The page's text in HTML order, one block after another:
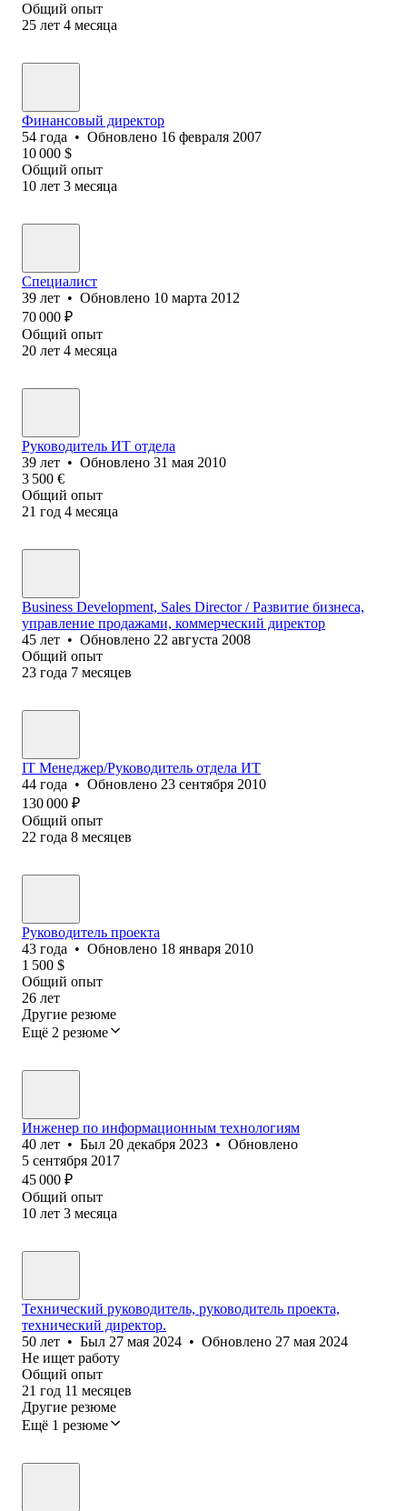
Общий опыт
25 лет 4 месяца
Финансовый директор
54 года • Обновлено 16 февраля 2007
10 000 $
Общий опыт
10 лет 3 месяца
Специалист
39 лет • Обновлено 10 марта 2012
70 000 ₽
Общий опыт
20 лет 4 месяца
Руководитель ИТ отдела
39 лет • Обновлено 31 мая 2010
3 500 €
Общий опыт
21 год 4 месяца
Business Development, Sales Director / Развитие бизнеса,
управление продажами, коммерческий директор
45 лет • Обновлено 22 августа 2008
Общий опыт
23 года 7 месяцев
IT Менеджер/Руководитель отдела ИТ
44 года • Обновлено 23 сентября 2010
130 000 ₽
Общий опыт
22 года 8 месяцев
Руководитель проекта
43 года • Обновлено 18 января 2010
1 500 $
Общий опыт
26 лет
Другие резюме
Ещё 2 резюме
Инженер по информационным технологиям
40 лет • Был 20 декабря 2023 • Обновлено
5 сентября 2017
45 000 ₽
Общий опыт
10 лет 3 месяца
Технический руководитель, руководитель проекта,
технический директор.
50 лет • Был 27 мая 2024 • Обновлено 27 мая 2024
Не ищет работу
Общий опыт
21 год 11 месяцев
Другие резюме
Ещё 1 резюме